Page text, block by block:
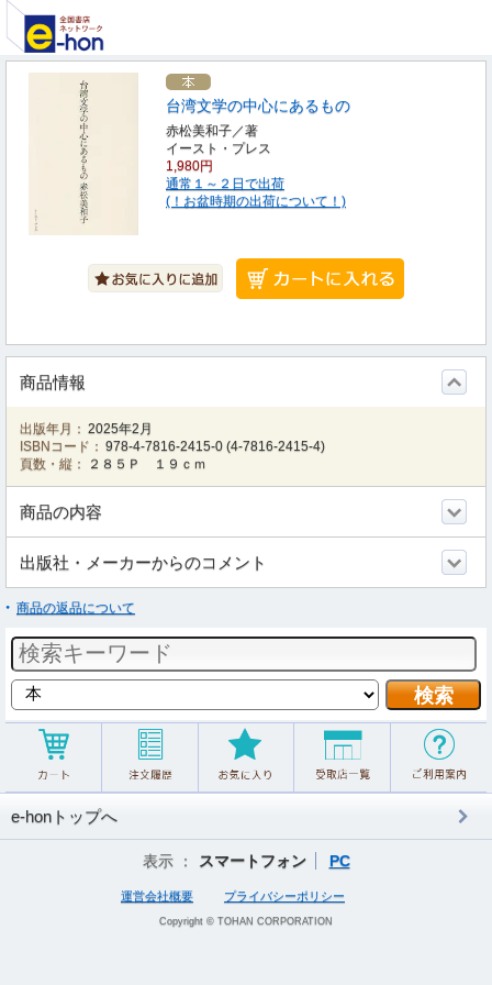
台湾文学の中心にあるもの
赤松美和子／著
イースト・プレス
1,980円
通常１～２日で出荷
(！お盆時期の出荷について！)
商品情報
出版年月： 2025年2月
ISBNコード： 978-4-7816-2415-0 (4-7816-2415-4)
頁数・縦：
２８５Ｐ １９ｃｍ
商品の内容
出版社・メーカーからのコメント
商品の返品について
e-honトップへ
表示 ： スマートフォン PC
運営会社概要 プライバシーポリシー
Copyright © TOHAN CORPORATION